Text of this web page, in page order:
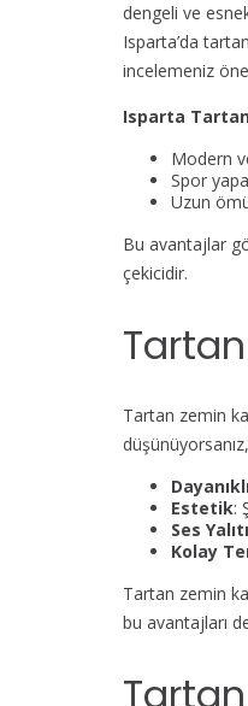
dengeli ve
Isparta’da
incelemeniz
Isparta
Modern
Spor
Uzun
Bu avantajlar
çekicidir.
Tartan zemin
Estetik:
Ses
Kolay
Tartan zemin
bu avantajları